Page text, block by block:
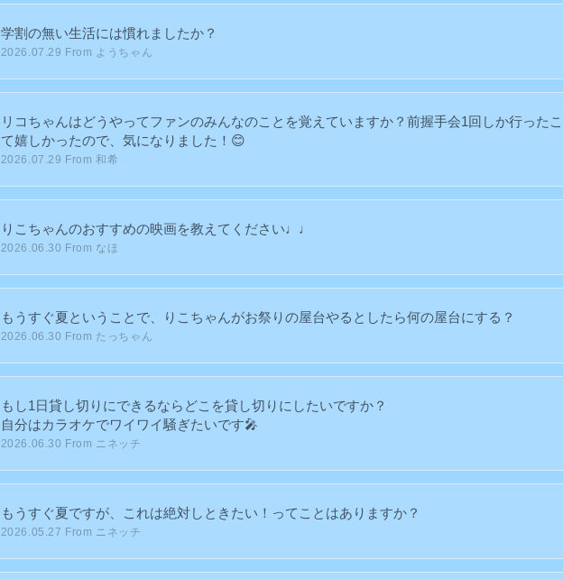
学割の無い生活には慣れましたか？
2026.07.29 From ようちゃん
リコちゃんはどうやってファンのみんなのことを覚えていますか？前握手会1回しか行った
て嬉しかったので、気になりました！😊
2026.07.29 From 和希
りこちゃんのおすすめの映画を教えてください♩♩
2026.06.30 From なほ
もうすぐ夏ということで、りこちゃんがお祭りの屋台やるとしたら何の屋台にする？
2026.06.30 From たっちゃん
もし1日貸し切りにできるならどこを貸し切りにしたいですか？
自分はカラオケでワイワイ騒ぎたいです🎤
2026.06.30 From ニネッチ
もうすぐ夏ですが、これは絶対しときたい！ってことはありますか？
2026.05.27 From ニネッチ